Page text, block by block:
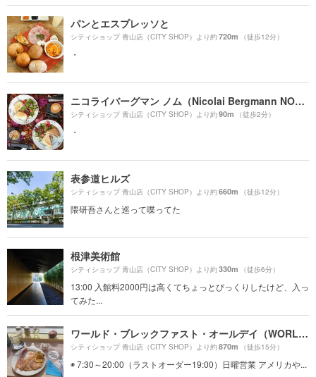
パンとエスプレッソと
シティショップ 青山店（CITY SHOP）より約720m （徒歩12分）
・
ニコライバーグマン ノム（Nicolai Bergmann NOMU ）
シティショップ 青山店（CITY SHOP）より約90m （徒歩2分）
・
表参道ヒルズ
シティショップ 青山店（CITY SHOP）より約660m （徒歩12分）
隈研吾さんと巡って喋ってた
根津美術館
シティショップ 青山店（CITY SHOP）より約330m （徒歩6分）
13:00 入館料2000円は高くてちょっとびっくりしたけど、入っ
てみた...
ワールド・ブレックファスト・オールデイ（WORLD BREAKFAST ALLDAY）
シティショップ 青山店（CITY SHOP）より約870m （徒歩15分）
◉ 7:30～20:00（ラストオーダー19:00）日曜営業 アメリカや...